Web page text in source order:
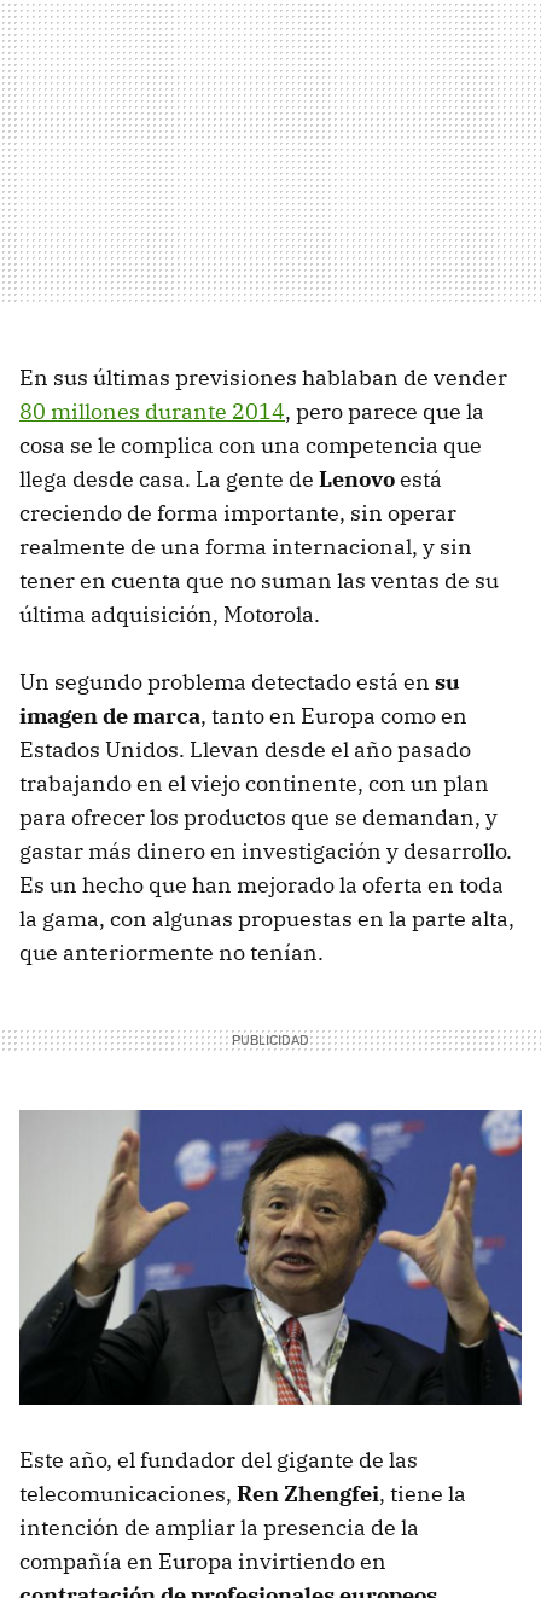
En sus últimas previsiones hablaban de vender
80 millones durante 2014, pero parece que la
cosa se le complica con una competencia que
llega desde casa. La gente de Lenovoestá
creciendo de forma importante, sin operar
realmente de una forma internacional, y sin
tener en cuenta que no suman las ventas de su
última adquisición, Motorola.
Un segundo problema detectado está en su
imagen de marca, tanto en Europa como en
Estados Unidos. Llevan desde el año pasado
trabajando en el viejo continente, con un plan
para ofrecer los productos que se demandan, y
gastar más dinero en investigación y desarrollo.
Es un hecho que han mejorado la oferta en toda
la gama, con algunas propuestas en la parte alta,
que anteriormente no tenían.
Este año, el fundador del gigante de las
telecomunicaciones, Ren Zhengfei, tiene la
intención de ampliar la presencia de la
compañía en Europa invirtiendo en